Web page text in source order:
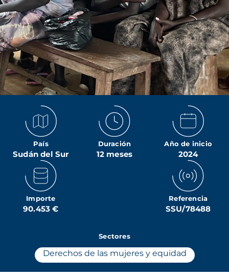
País
Sudán del Sur
Duración
12 meses
Año de inicio
2024
Importe
90.453 €
Referencia
SSU/78488
Sectores
Derechos de las mujeres y equidad